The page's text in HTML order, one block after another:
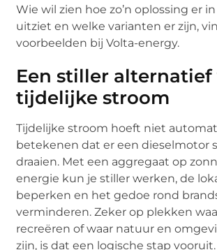
Wie wil zien hoe zo’n oplossing er
uitziet en welke varianten er zijn,
voorbeelden bij Volta-energy.
Een stiller alternatief
tijdelijke stroom
Tijdelijke stroom hoeft niet
betekenen dat er een dieselmotor
draaien. Met een aggregaat op
energie kun je stiller werken, de
beperken en het gedoe rond
verminderen. Zeker op plekken
recreëren of waar natuur en
zijn, is dat een logische stap vooruit.